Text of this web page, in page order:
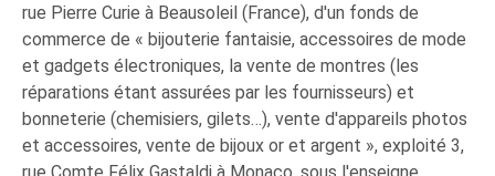
rue Pierre Curie à Beausoleil (France), d'un fonds de
commerce de « bijouterie fantaisie, accessoires de mode
et gadgets électroniques, la vente de montres (les
réparations étant assurées par les fournisseurs) et
bonneterie (chemisiers, gilets…), vente d'appareils photos
et accessoires, vente de bijoux or et argent », exploité 3,